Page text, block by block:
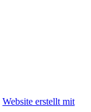
Website erstellt mit